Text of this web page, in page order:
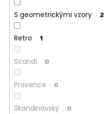
S geometrickými vzory 2
Retro 1
Scandi 0
Provence 0
Skandinávský 0